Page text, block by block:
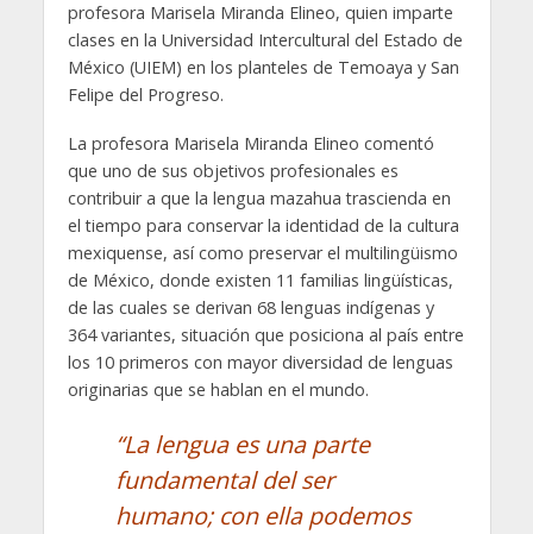
profesora Marisela Miranda Elineo, quien imparte
clases en la Universidad Intercultural del Estado de
México (UIEM) en los planteles de Temoaya y San
Felipe del Progreso.
La profesora Marisela Miranda Elineo comentó
que uno de sus objetivos profesionales es
contribuir a que la lengua mazahua trascienda en
el tiempo para conservar la identidad de la cultura
mexiquense, así como preservar el multilingüismo
de México, donde existen 11 familias lingüísticas,
de las cuales se derivan 68 lenguas indígenas y
364 variantes, situación que posiciona al país entre
los 10 primeros con mayor diversidad de lenguas
originarias que se hablan en el mundo.
“La lengua es una parte
fundamental del ser
humano; con ella podemos